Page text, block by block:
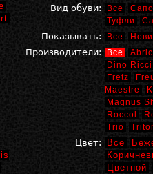
Вид обуви: Все
Туфли
Показывать: Все
Производители: Все
Dino Ricci
Fretz
Maestre
Magnus
Roccol
Trio
Цвет: Все
Цветной